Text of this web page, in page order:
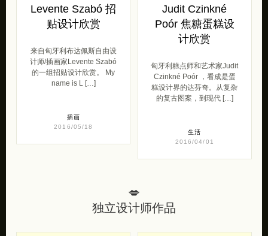
Levente Szabó 招
贴设计欣赏
来自匈牙利布达佩斯自由设
计师/插画家Levente Szabó
的一组招贴设计欣赏。 My
name is L […]
插画
2016/05/18
Judit Czinkné
Poór 焦糖蛋糕设
计欣赏
匈牙利糕点师和艺术家Judit
Czinkné Poór ，看成是蛋
糕设计界的达芬奇。从复杂
的复古图案，到现代 […]
生活
2016/04/01
💋
独立设计师作品